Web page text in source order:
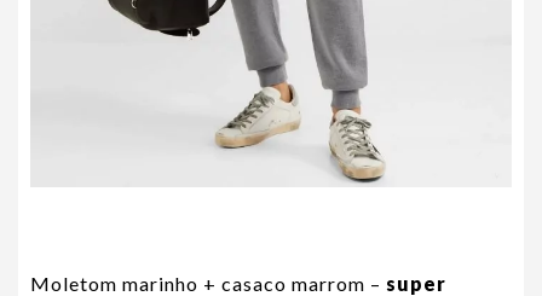
Moletom marinho + casaco marrom – super